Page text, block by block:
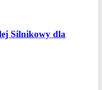
Silnikowy dla